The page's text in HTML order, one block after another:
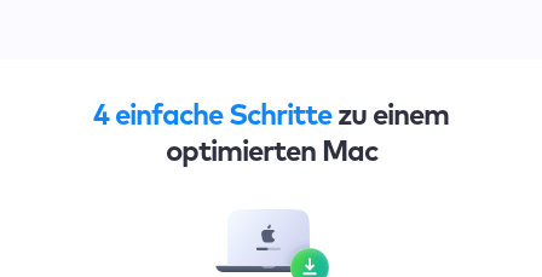
4 einfache Schrittezu einem
optimierten Mac